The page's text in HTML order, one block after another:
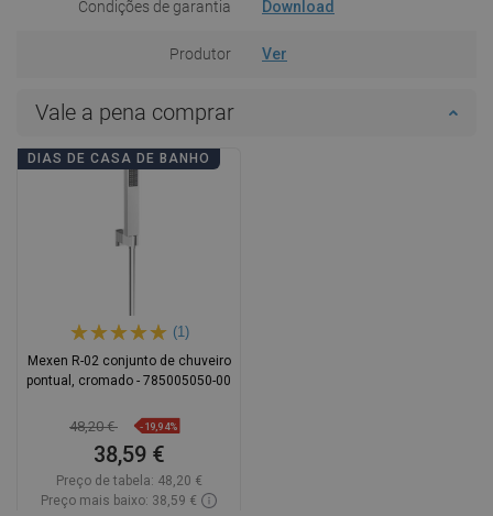
Condições de garantia Download
Produtor Ver
Vale a pena comprar
DIAS DE CASA DE BANHO
(1)
Mexen R-02 conjunto de chuveiro
pontual, cromado - 785005050-00
48,20 € -19,94%
38,59 €
Preço de tabela: 48,20 €
Preço mais baixo: 38,59 €